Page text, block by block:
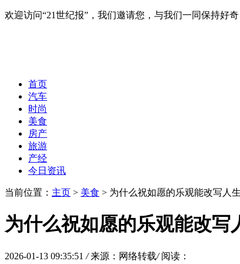
欢迎访问“21世纪报”，我们邀请您，与我们一同保持好
首页
汽车
时尚
美食
房产
旅游
产经
今日资讯
当前位置： 主页 > 美食 > 为什么祝如愿的乐观能改写人
为什么祝如愿的乐观能改写
2026-01-13 09:35:51 / 来源：网络转载/ 阅读：